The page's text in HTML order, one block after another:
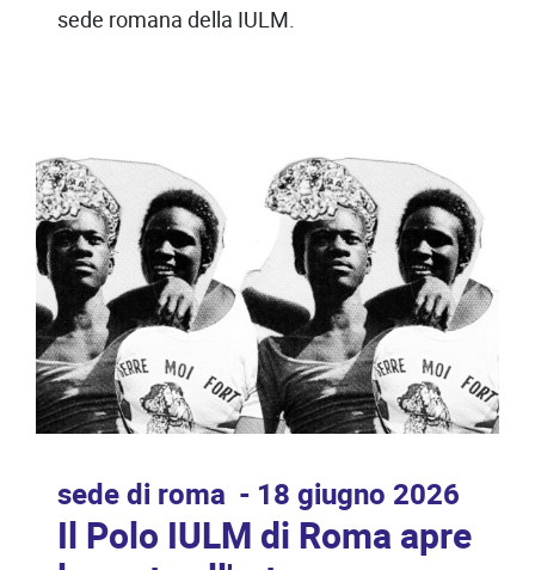
sede romana della IULM.
sede di roma 18 giugno 2026
Il Polo IULM di Roma apre